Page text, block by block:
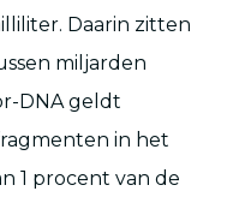
Daarin zitten
miljarden
DNA geldt
in het
1 procent van de